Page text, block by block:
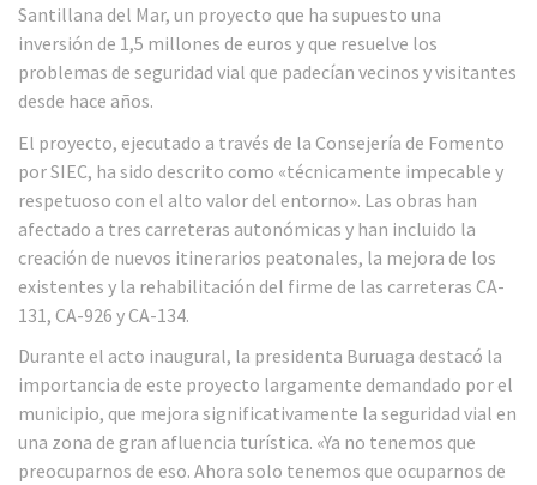
Santillana del Mar, un proyecto que ha supuesto una
inversión de 1,5 millones de euros y que resuelve los
problemas de seguridad vial que padecían vecinos y visitantes
desde hace años.
El proyecto, ejecutado a través de la Consejería de Fomento
por SIEC, ha sido descrito como «técnicamente impecable y
respetuoso con el alto valor del entorno». Las obras han
afectado a tres carreteras autonómicas y han incluido la
creación de nuevos itinerarios peatonales, la mejora de los
existentes y la rehabilitación del firme de las carreteras CA-
131, CA-926 y CA-134.
Durante el acto inaugural, la presidenta Buruaga destacó la
importancia de este proyecto largamente demandado por el
municipio, que mejora significativamente la seguridad vial en
una zona de gran afluencia turística. «Ya no tenemos que
preocuparnos de eso. Ahora solo tenemos que ocuparnos de